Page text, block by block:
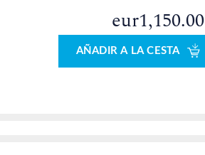
eur1,150.00
AÑADIR A LA CESTA